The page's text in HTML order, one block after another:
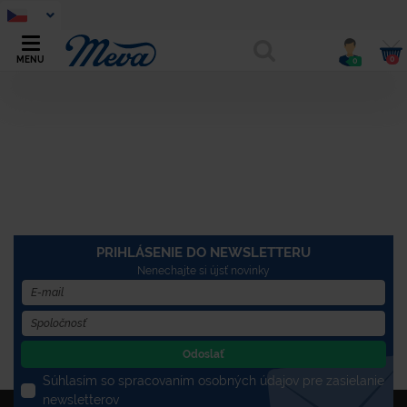
MENU 0 0
PRIHLÁSENIE DO NEWSLETTERU
Nenechajte si újsť novinky
Odoslať
Súhlasím so spracovaním osobných údajov pre zasielanie
newsletterov